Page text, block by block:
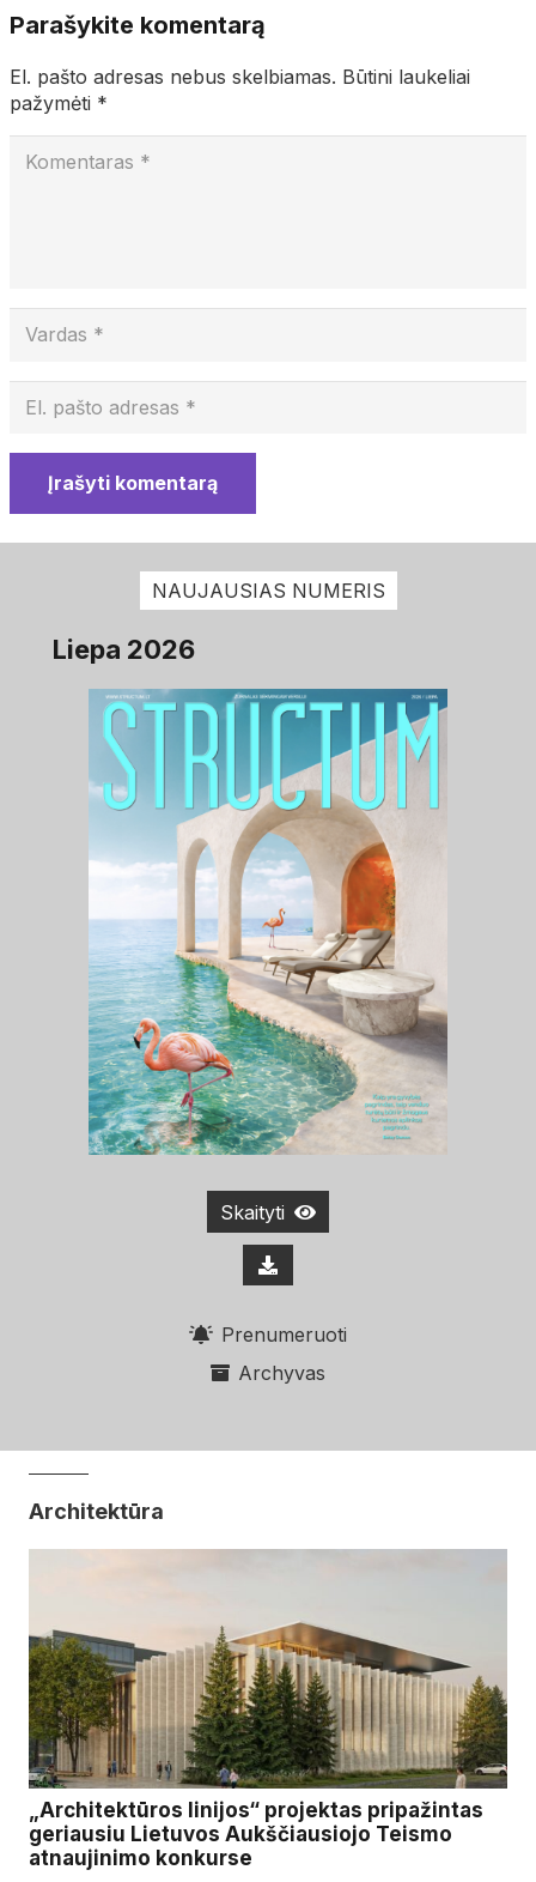
Parašykite komentarą
El. pašto adresas nebus skelbiamas. Būtini laukeliai
pažymėti *
Įrašyti komentarą
NAUJAUSIAS NUMERIS
Liepa 2026
Skaityti
Prenumeruoti
Archyvas
Architektūra
„Architektūros linijos“ projektas pripažintas
geriausiu Lietuvos Aukščiausiojo Teismo
atnaujinimo konkurse